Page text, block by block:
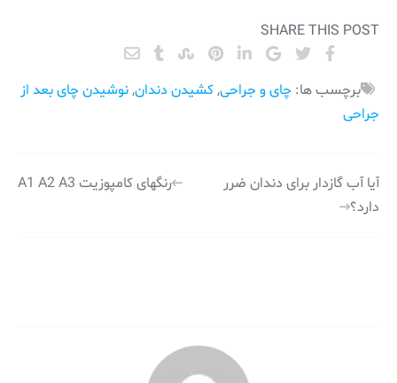
SHARE THIS POST
برچسب ها: چای و جراحی,کشیدن دندان,نوشیدن چای بعد از
جراحی
راهبری
رنگهای کامپوزیت A1 A2 A3
آیا آب گازدار برای دندان ضرر
دارد؟